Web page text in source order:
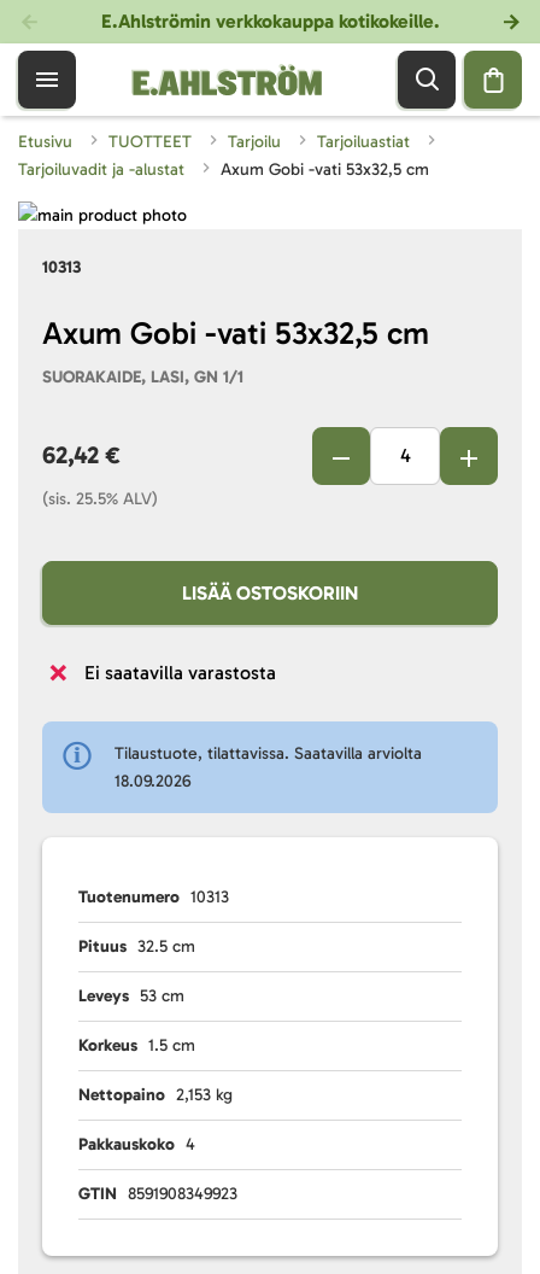
E.Ahlströmin verkkokauppa kotikokeille.
Etusivu TUOTTEET Tarjoilu
Tarjoiluastiat
Tarjoiluvadit ja -alustat
Axum Gobi -vati 53x32,5 cm
10313
Axum Gobi -vati 53x32,5 cm
SUORAKAIDE, LASI, GN 1/1
62,42 €
(sis. 25.5% ALV)
LISÄÄ OSTOSKORIIN
Ei saatavilla varastosta
Tilaustuote, tilattavissa. Saatavilla arviolta
18.09.2026
Tuotenumero 10313
Pituus 32.5 cm
Leveys 53 cm
Korkeus 1.5 cm
Nettopaino 2,153 kg
Pakkauskoko 4
GTIN 8591908349923
Skip
images
beginning